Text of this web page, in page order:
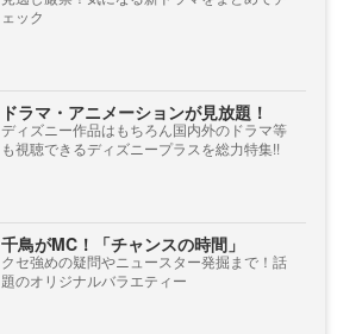
ェック
ドラマ・アニメーションが見放題！
ディズニー作品はもちろん国内外のドラマ等
も視聴できるディズニープラスを総力特集!!
千鳥がMC！「チャンスの時間」
クセ強めの疑問やニュースター発掘まで！話
題のオリジナルバラエティー